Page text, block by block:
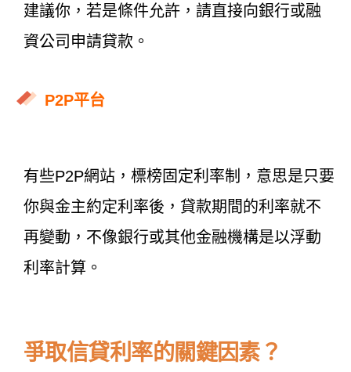
建議你，若是條件允許，請直接向銀行或融
資公司申請貸款。
P2P平台
有些P2P網站，標榜固定利率制，意思是只要
你與金主約定利率後，貸款期間的利率就不
再變動，不像銀行或其他金融機構是以浮動
利率計算。
爭取信貸利率的關鍵因素？